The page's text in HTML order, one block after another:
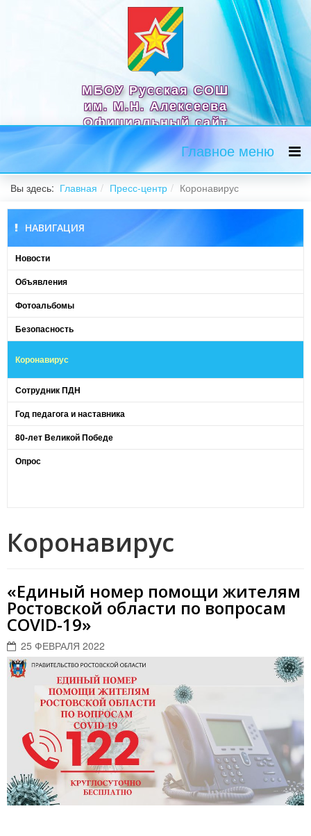
МБОУ Русская СОШ
им. М.Н. Алексеева
Официальный сайт
Главное меню
Вы здесь: Главная Пресс-центр Коронавирус
НАВИГАЦИЯ
Новости
Объявления
Фотоальбомы
Безопасность
Коронавирус
Сотрудник ПДН
Год педагога и наставника
80-лет Великой Победе
Опрос
Коронавирус
«Единый номер помощи жителям
Ростовской области по вопросам
COVID-19»
25 ФЕВРАЛЯ 2022